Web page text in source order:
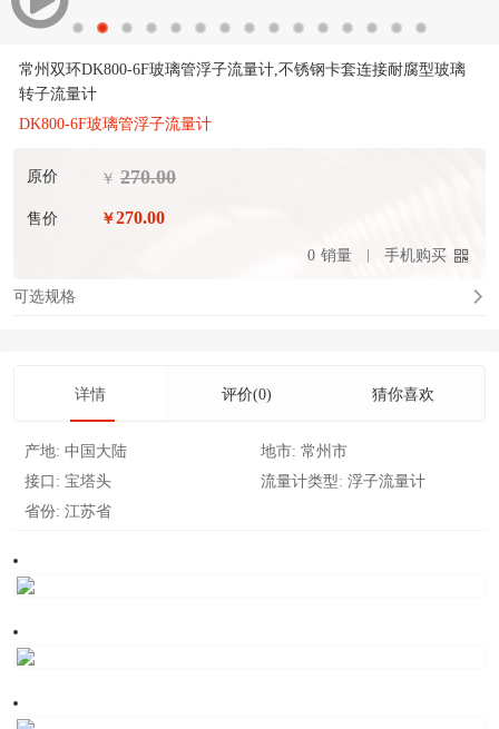
常州双环DK800-6F玻璃管浮子流量计,不锈钢卡套连接耐腐型玻璃
转子流量计
DK800-6F玻璃管浮子流量计
原价 ￥ 270.00
售价 ￥270.00
0 销量 手机购买
可选规格
详情 评价(0) 猜你喜欢
产地: 中国大陆 地市: 常州市
接口: 宝塔头 流量计类型: 浮子流量计
省份: 江苏省